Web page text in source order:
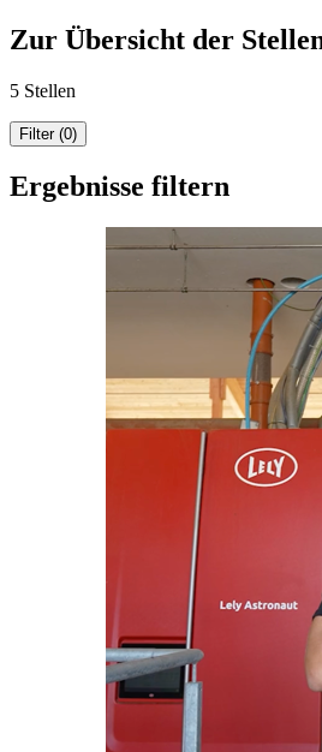
Zur Übersicht der
5 Stellen
Filter (0)
Ergebnisse filtern